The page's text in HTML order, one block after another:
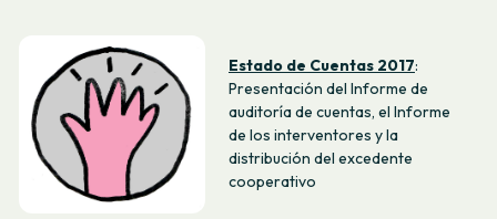
Estado de Cuentas 2017:
Presentación del Informe de
auditoría de cuentas, el Informe
de los interventores y la
distribución del excedente
cooperativo